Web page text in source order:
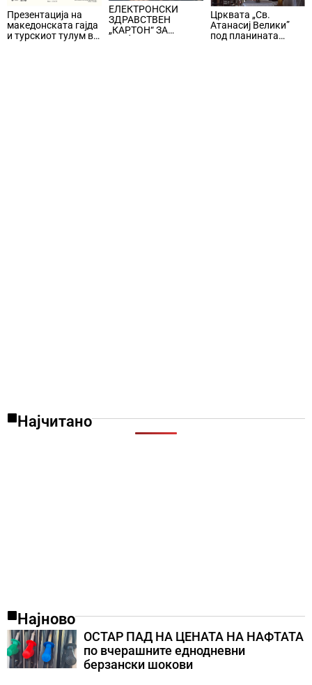
Презентација на
македонската гајда
и турскиот тулум во
ЕЛЕКТРОНСКИ
ЗДРАВСТВЕН
„КАРТОН“ ЗА
Црквата „Св.
Атанасиј Велики”
под планината
Најчитано
Најново
ОСТАР ПАД НА ЦЕНАТА НА НАФТАТА
по вчерашните еднодневни
берзански шокови